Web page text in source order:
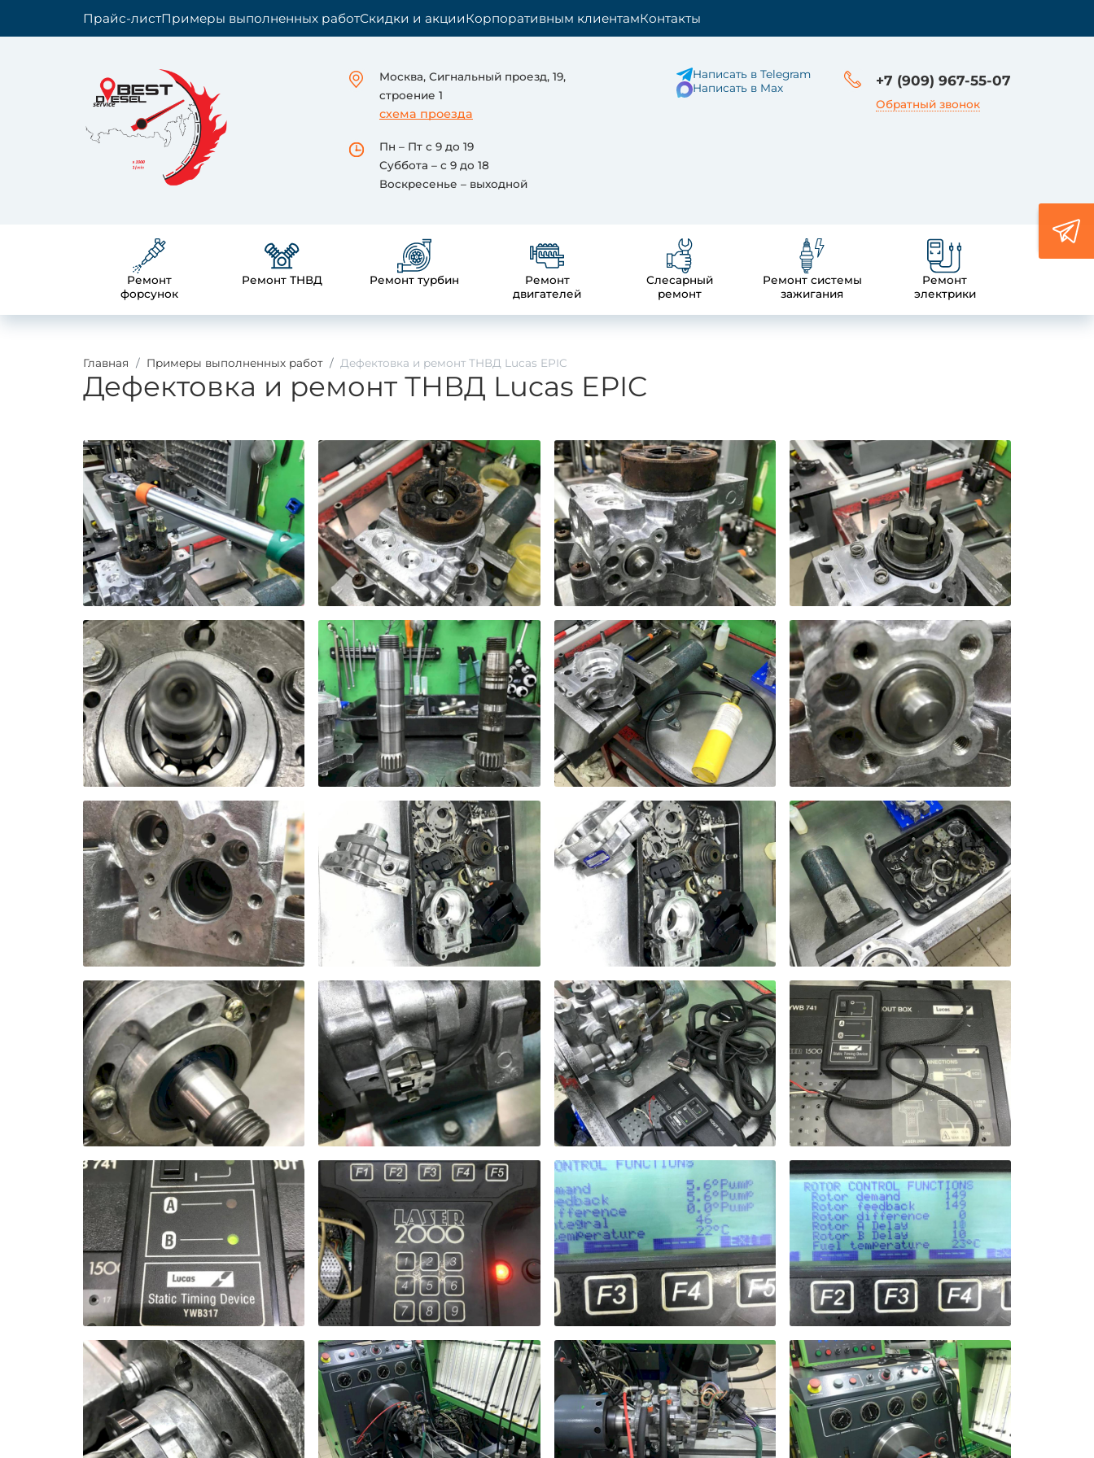
Прайс-листПримеры выполненных работСкидки и акцииКорпоративным клиентамКонтакты
Москва, Сигнальный проезд, 19,
cтроение 1
схема проезда
Пн – Пт с 9 до 19
Суббота – с 9 до 18
Воскресенье – выходной
Написать в Telegram
Написать в Max
+7 (909) 967-55-07
Обратный звонок
Ремонт
форсунок
Ремонт ТНВД Ремонт турбин
Ремонт
двигателей
Слесарный
ремонт
Ремонт системы
зажигания
Ремонт
электрики
Главная Примеры выполненных работ Дефектовка и ремонт ТНВД Lucas EPIC
Дефектовка и ремонт ТНВД Lucas EPIC